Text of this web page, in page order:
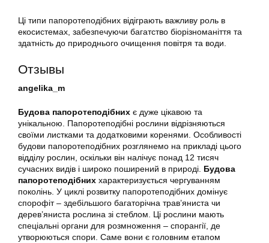
Ці типи папоротеподібних відіграють важливу роль в
екосистемах, забезпечуючи багатство біорізноманіття та
здатність до природнього очищення повітря та води.
Отзывы
angelika_m
Будова папоротеподібних є дуже цікавою та
унікальною. Папоротеподібні рослини відрізняються
своїми листками та додатковими коренями. Особливості
будови папоротеподібних розглянемо на прикладі цього
відділу рослин, оскільки він налічує понад 12 тисяч
сучасних видів і широко поширений в природі. Будова
папоротеподібних характеризується чергуванням
поколінь. У циклі розвитку папоротеподібних домінує
спорофіт – здебільшого багаторічна трав’яниста чи
дерев’яниста рослина зі стеблом. Ці рослини мають
спеціальні органи для розмноження – спорангії, де
утворюються спори. Саме вони є головним етапом